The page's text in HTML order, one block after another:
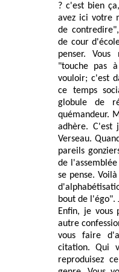
? c'est bien
avez ici votre
de
de cour
penser.
"touche pas
vouloir; c'est
ce temps
globule de
quémandeur.
adhère. C'est
Verseau.
pareils
de
se pense.
bout de l'égo".
Enfin, je vous
autre
vous faire
citation. Qui
reproduisez